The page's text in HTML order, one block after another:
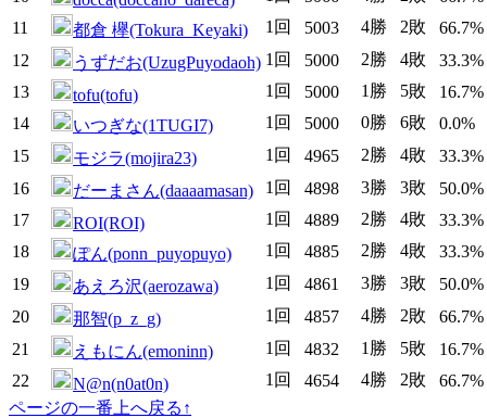
11
都倉 欅(Tokura_Keyaki) 1回 5003 4勝 2敗
66.7%
12
うずだお(UzugPuyodaoh) 1回 5000 2勝 4敗
33.3%
13
tofu(tofu) 1回 5000 1勝 5敗
16.7%
14
いつぎな(1TUGI7) 1回 5000 0勝 6敗
0.0%
15
モジラ(mojira23) 1回 4965 2勝 4敗
33.3%
16
だーまさん(daaaamasan) 1回 4898 3勝 3敗
50.0%
17
ROI(ROI) 1回 4889 2勝 4敗
33.3%
18
ぽん(ponn_puyopuyo) 1回 4885 2勝 4敗
33.3%
19
あえろ沢(aerozawa) 1回 4861 3勝 3敗
50.0%
20
那智(p_z_g) 1回 4857 4勝 2敗
66.7%
21
えもにん(emoninn) 1回 4832 1勝 5敗
16.7%
22
N@n(n0at0n) 1回 4654 4勝 2敗
66.7%
ページの一番上へ戻る↑